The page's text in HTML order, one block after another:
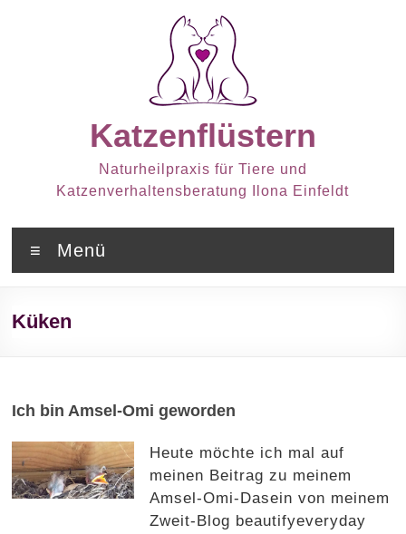
Katzenflüstern
Naturheilpraxis für Tiere und
Katzenverhaltensberatung Ilona Einfeldt
Menü
Küken
Ich bin Amsel-Omi geworden
Heute möchte ich mal auf
meinen Beitrag zu meinem
Amsel-Omi-Dasein von meinem
Zweit-Blog beautifyeveryday